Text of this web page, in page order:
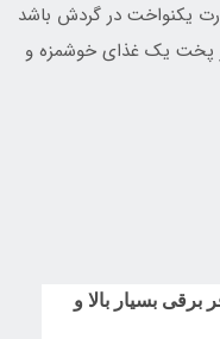
یکنواخت در گردش باشد
پخت یک غذای خوشمزه و
بسیار بالا و